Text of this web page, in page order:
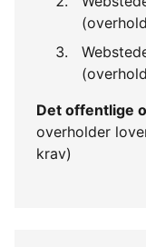
Det offentlige
overholder
krav)